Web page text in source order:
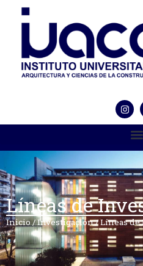
Líneas de
Inicio/Investigación/Líneas